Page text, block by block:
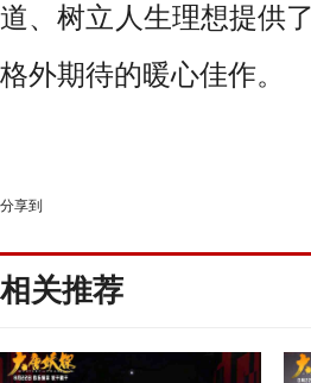
道、树立人生理想提供
格外期待的暖心佳作。
分享到
相关推荐